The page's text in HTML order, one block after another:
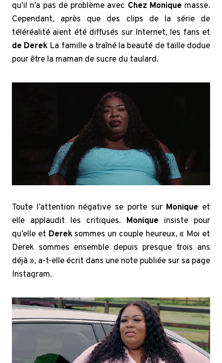
qu’il n’a pas de problème avec Chez Monique masse.
Cependant, après que des clips de la série de
téléréalité aient été diffusés sur Internet, les fans et
de Derek La famille a traîné la beauté de taille dodue
pour être la maman de sucre du taulard.
Toute l’attention négative se porte sur Monique et
elle applaudit les critiques. Monique insiste pour
qu’elle et Dereksommes un couple heureux, « Moi et
Derek sommes ensemble depuis presque trois ans
déjà », a-t-elle écrit dans une note publiée sur sa page
Instagram.